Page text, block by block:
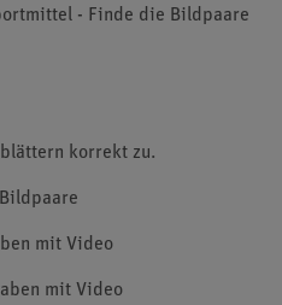
- Finde die Bildpaare
korrekt zu.
mit Video
mit Video